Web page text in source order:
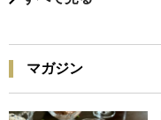
マガジン